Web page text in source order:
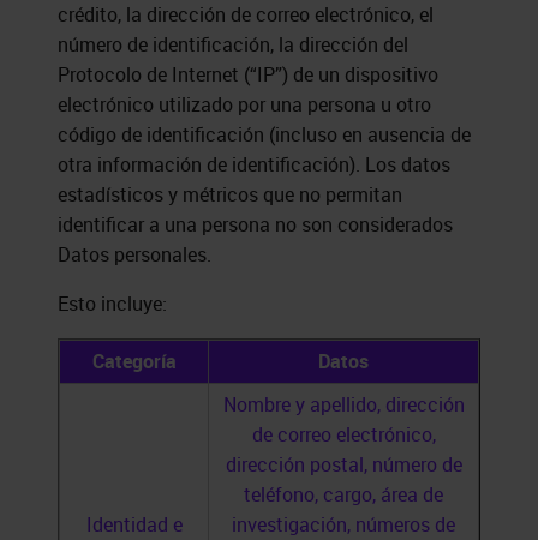
crédito, la dirección de correo electrónico, el
número de identificación, la dirección del
Protocolo de Internet (“IP”) de un dispositivo
electrónico utilizado por una persona u otro
código de identificación (incluso en ausencia de
otra información de identificación). Los datos
estadísticos y métricos que no permitan
identificar a una persona no son considerados
Datos personales.
Esto incluye:
Categoría Datos
Identidad e
Nombre y apellido, dirección
de correo electrónico,
dirección postal, número de
teléfono, cargo, área de
investigación, números de